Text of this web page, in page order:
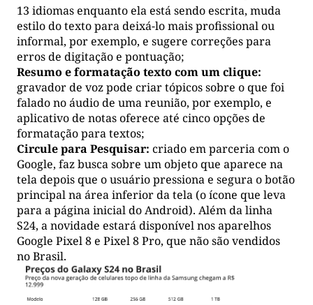
13 idiomas enquanto ela está sendo escrita, muda
estilo do texto para deixá-lo mais profissional ou
informal, por exemplo, e sugere correções para
erros de digitação e pontuação;
Resumo e formatação texto com um clique:
gravador de voz pode criar tópicos sobre o que foi
falado no áudio de uma reunião, por exemplo, e
aplicativo de notas oferece até cinco opções de
formatação para textos;
Circule para Pesquisar: criado em parceria com o
Google, faz busca sobre um objeto que aparece na
tela depois que o usuário pressiona e segura o botão
principal na área inferior da tela (o ícone que leva
para a página inicial do Android). Além da linha
S24, a novidade estará disponível nos aparelhos
Google Pixel 8 e Pixel 8 Pro, que não são vendidos
no Brasil.